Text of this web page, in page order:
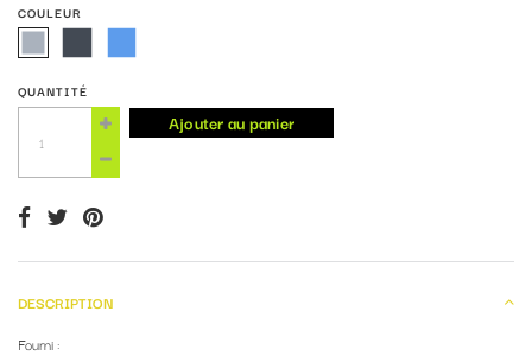
COULEUR
QUANTITÉ
Ajouter au panier
DESCRIPTION
Fourni :